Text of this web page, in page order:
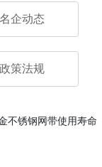
名企动态
政策法规
不锈钢网带使用寿命